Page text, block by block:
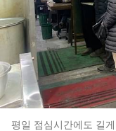
평일 점심시간에도 길